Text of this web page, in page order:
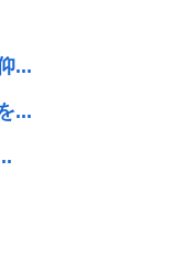
...
...